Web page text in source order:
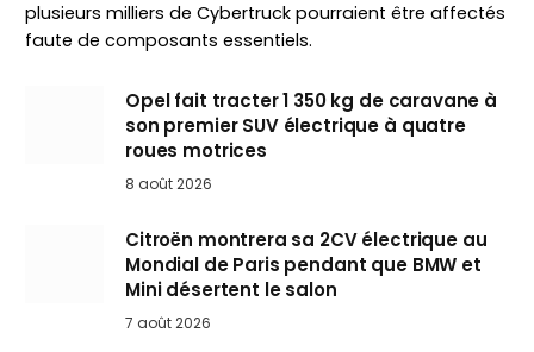
plusieurs milliers de Cybertruck pourraient être affectés
faute de composants essentiels.
Opel fait tracter 1 350 kg de caravane à
son premier SUV électrique à quatre
roues motrices
8 août 2026
Citroën montrera sa 2CV électrique au
Mondial de Paris pendant que BMW et
Mini désertent le salon
7 août 2026